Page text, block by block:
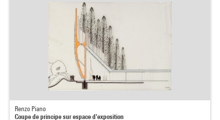
Renzo Piano
Coupe de principe sur espace d'exposition